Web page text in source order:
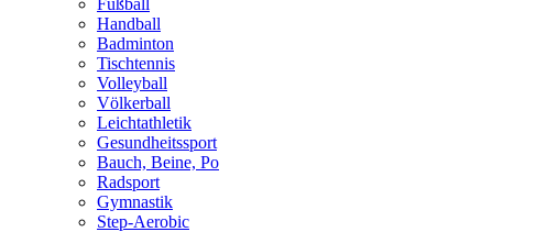
Fußball
Handball
Badminton
Tischtennis
Volleyball
Völkerball
Leichtathletik
Gesundheitssport
Bauch, Beine, Po
Radsport
Gymnastik
Step-Aerobic